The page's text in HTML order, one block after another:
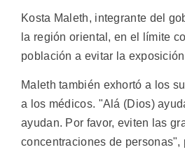
Kosta Maleth, integrante del
la región oriental, en el límite
población a evitar la
Maleth también exhortó a los
a los médicos. "Alá (Dios)
ayudan. Por favor, eviten las
concentraciones de personas",